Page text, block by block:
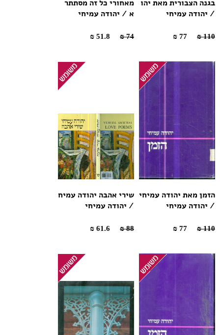
בגנה הצבורית מאת יהו
/ יהודה עמיחי
110 ₪
מאחורי כל זה מסתתר
א / יהודה עמיחי
74 ₪
הזמן מאת יהודה עמיחי
/ יהודה עמיחי
110 ₪
שירי אהבה יהודה עמיח
/ יהודה עמיחי
88 ₪